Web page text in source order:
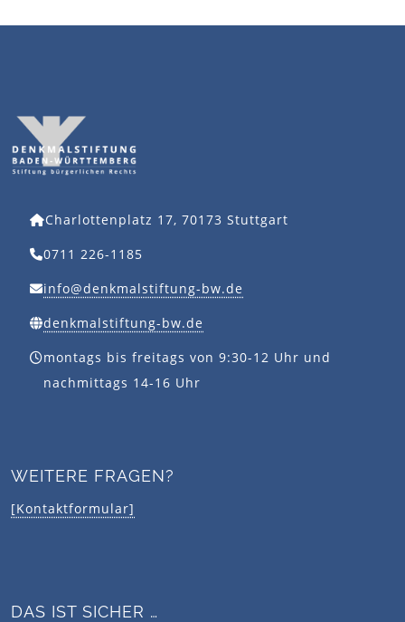
Charlottenplatz 17, 70173 Stuttgart
0711 226-1185
info@denkmalstiftung-bw.de
denkmalstiftung-bw.de
montags bis freitags von 9:30-12 Uhr und
nachmittags 14-16 Uhr
WEITERE FRAGEN?
[Kontaktformular]
DAS IST SICHER …